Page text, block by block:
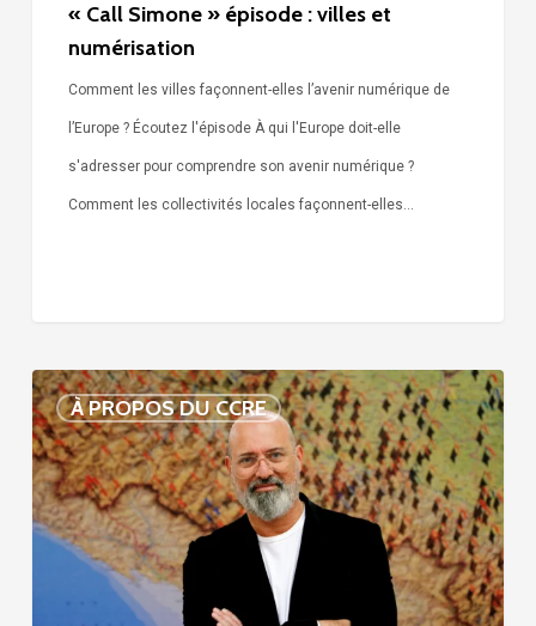
« Call Simone » épisode : villes et
numérisation
Comment les villes façonnent-elles l’avenir numérique de
l’Europe ? Écoutez l'épisode À qui l'Europe doit-elle
s'adresser pour comprendre son avenir numérique ?
Comment les collectivités locales façonnent-elles…
À PROPOS DU CCRE
Voix
de
nos
75
ans
d’histoire